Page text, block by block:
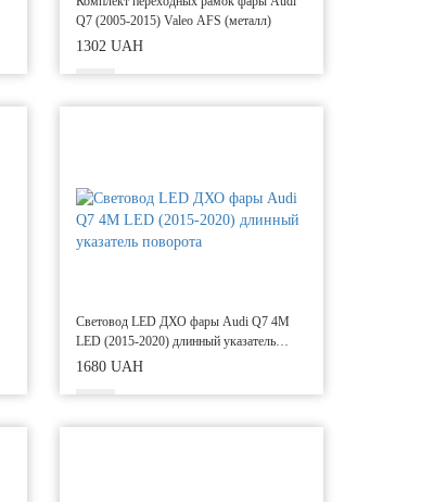
Q7 (2005-2015) Valeo AFS (металл)
1302 UAH
Световод LED ДХО фары Audi Q7 4M
LED (2015-2020) длинный указатель
поворота
1680 UAH